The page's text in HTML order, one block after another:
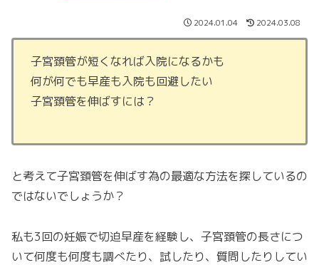
2024.01.04 2024.03.08
子宮頚管が短くなれば入院になるかも
何が何でも早産も入院も回避したい
子宮頚管を伸ばすには？
と考えて子宮頚管を伸ばす為の最適な方法を探しているの
ではないでしょうか？
私も3回の妊娠で切迫早産を経験し、子宮頚管の長さにつ
いて何度も何度も調べたり、試したり、質問したりしてい